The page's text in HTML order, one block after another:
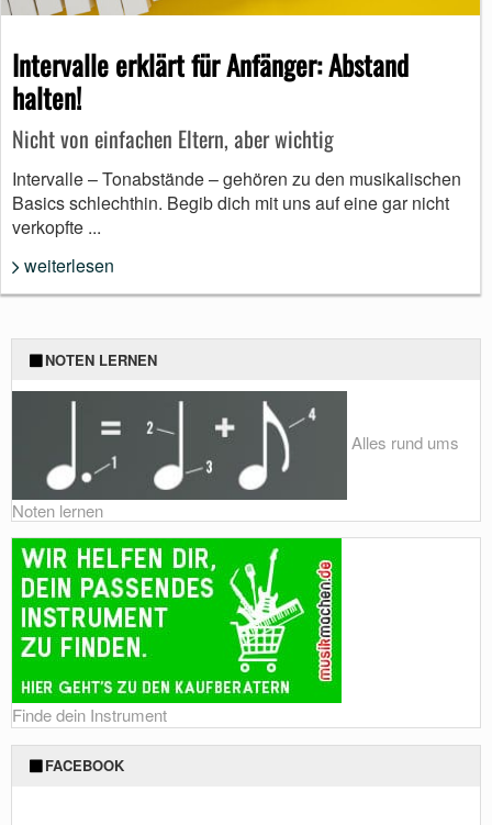
Intervalle erklärt für Anfänger: Abstand
halten!
Nicht von einfachen Eltern, aber wichtig
Intervalle – Tonabstände – gehören zu den musikalischen
Basics schlechthin. Begib dich mit uns auf eine gar nicht
verkopfte ...
weiterlesen
NOTEN LERNEN
Alles rund ums
Noten lernen
Finde dein Instrument
FACEBOOK